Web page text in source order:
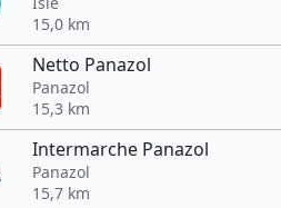
15,0 km
Netto Panazol
Panazol
15,3 km
Intermarche Panazol
Panazol
15,7 km